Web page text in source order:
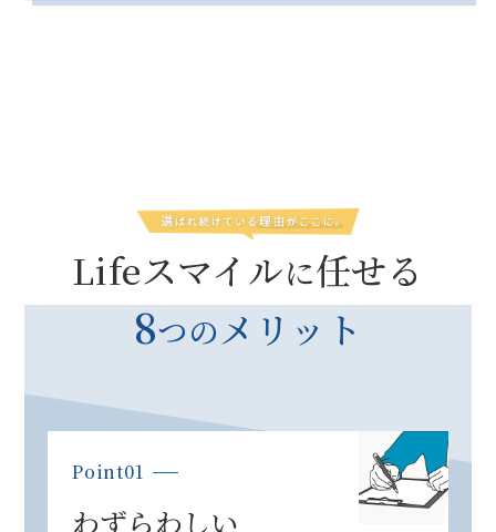
Lifeスマイルに任せる
8つのメリット
Point01
わずらわしい